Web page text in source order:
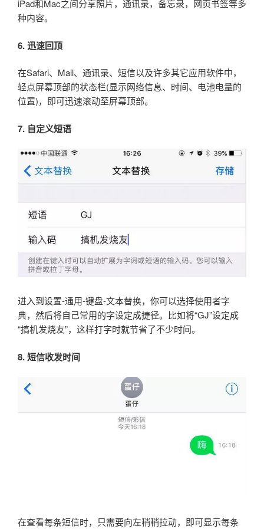
iPad和Mac之间分享照片，通讯录，备忘录，网页书签等多
种内容。
6. 迅速回顶
在Safari、Mail、通讯录、短信以及许多其它应用软件中，
轻点屏幕顶部的状态栏(显示网络信息、时间、电池电量的
位置)，即可迅速滚动至屏幕顶部。
7. 自定义短语
进入到设置-通用-键盘-文本替换，你可以选择使用者字
典，然后将自己常用的字设定成捷径。比如将“GJ”设定成
“搞机发烧友”，这样打字时就节省了不少时间。
8. 短信收发时间
在查看每条短信时，只需要向左稍稍拉动，即可显示每条